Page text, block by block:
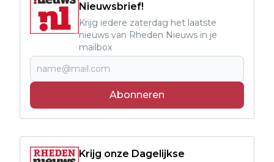
Nieuwsbrief!
Krijg iedere zaterdag het laatste
nieuws van Rheden Nieuws in je
mailbox
Abonneren
Krijg onze Dagelijkse